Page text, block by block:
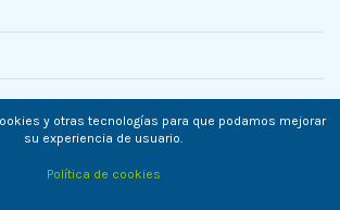
y otras tecnologías para que podamos mejorar
su experiencia de usuario.
Política de cookies